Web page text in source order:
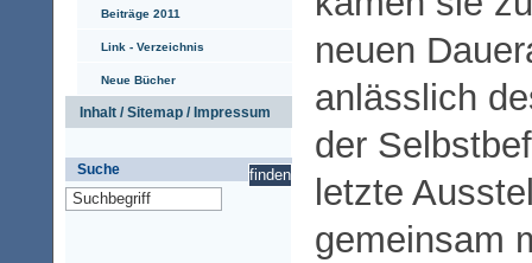
Beiträge 2011
Link - Verzeichnis
Neue Bücher
Inhalt / Sitemap / Impressum
Suche
neuen
anlässlich
der
letzte
gemeinsam